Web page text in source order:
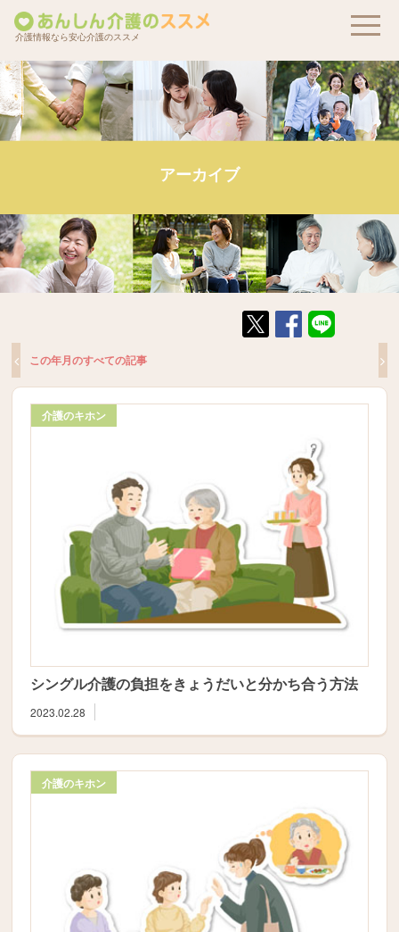
介護情報なら安心介護のススメ
アーカイブ
この年月のすべての記事
介護のキホン
シングル介護の負担をきょうだいと分かち合う方法
2023.02.28
介護のキホン